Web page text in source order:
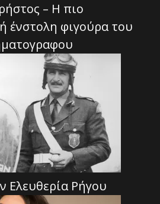
– Η πιο
ένστολη φιγούρα του
Ελευθερία Ρήγου